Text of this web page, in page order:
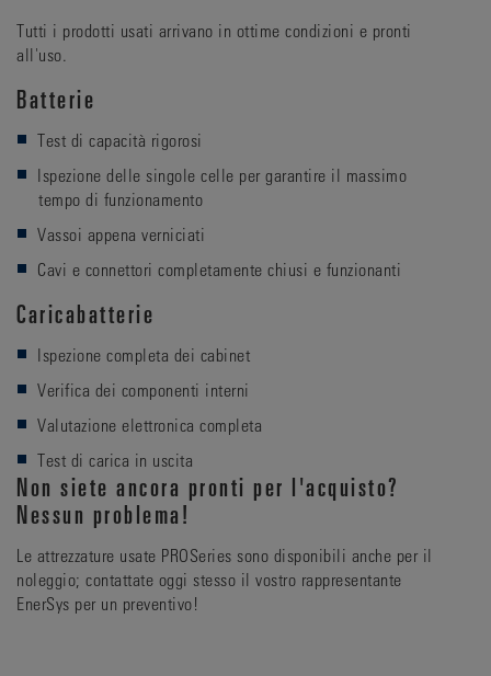
Tutti i prodotti usati arrivano in ottime condizioni e pronti
all'uso.
Batterie
Test di capacità rigorosi
Ispezione delle singole celle per garantire il massimo
tempo di funzionamento
Vassoi appena verniciati
Cavi e connettori completamente chiusi e funzionanti
Caricabatterie
Ispezione completa dei cabinet
Verifica dei componenti interni
Valutazione elettronica completa
Test di carica in uscita
Non siete ancora pronti per l'acquisto?
Nessun problema!
Le attrezzature usate PROSeries sono disponibili anche per il
noleggio; contattate oggi stesso il vostro rappresentante
EnerSys per un preventivo!